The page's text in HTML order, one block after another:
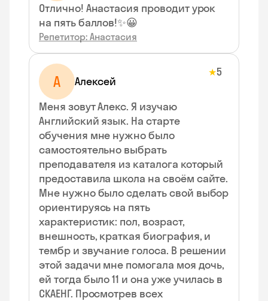
Отлично! Анастасия проводит урок
на пять баллов!✨😀
Репетитор: Анастасия
А Алексей
★5
Меня зовут Алекс. Я изучаю
Английский язык. На старте
обучения мне нужно было
самостоятельно выбрать
преподавателя из каталога который
предоставила школа на своём сайте.
Мне нужно было сделать свой выбор
ориентируясь на пять
характеристик: пол, возраст,
внешность, краткая биография, и
тембр и звучание голоса. В решении
этой задачи мне помогала моя дочь,
ей тогда было 11 и она уже училась в
СКАЕНГ. Просмотрев всех